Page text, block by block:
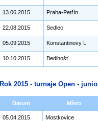
13.06.2015 Praha-Petřín
22.08.2015 Sedlec
05.09.2015 Konstantinovy L
10.10.2015 Bedihošť
Rok 2015 - turnaje Open -
Datum Místo
05.04.2015 Mostkovice